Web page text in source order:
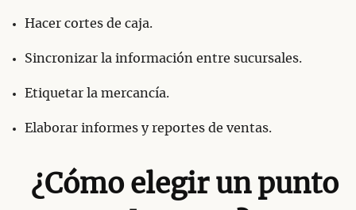
Hacer cortes de caja.
Sincronizar la información entre sucursales.
Etiquetar la mercancía.
Elaborar informes y reportes de ventas.
¿Cómo elegir un punto